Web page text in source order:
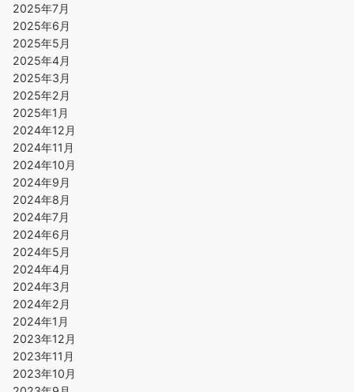
2025年7月
2025年6月
2025年5月
2025年4月
2025年3月
2025年2月
2025年1月
2024年12月
2024年11月
2024年10月
2024年9月
2024年8月
2024年7月
2024年6月
2024年5月
2024年4月
2024年3月
2024年2月
2024年1月
2023年12月
2023年11月
2023年10月